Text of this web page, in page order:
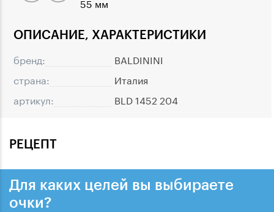
ОПИСАНИЕ, ХАРАКТЕРИСТИКИ
бренд:
BALDININI
страна:
Италия
артикул:
BLD 1452 204
РЕЦЕПТ
Для каких целей вы выбираете
очки?